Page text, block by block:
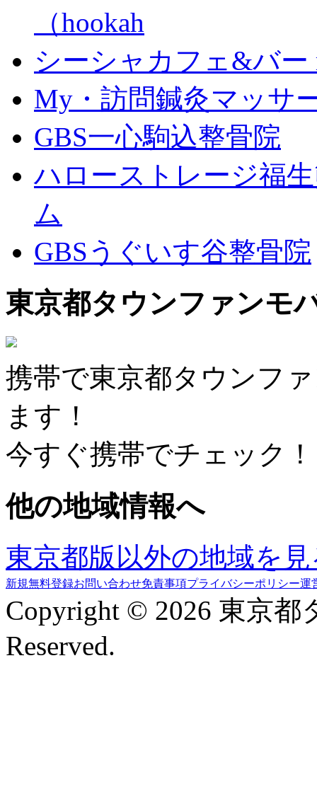
（hookah
シーシャカフェ&バー
My・訪問鍼灸マッサ
GBS一心駒込整骨院
ハローストレージ福
ム
GBSうぐいす谷整骨院
東京都タウンファンモ
携帯で東京都タウンフ
ます！
今すぐ携帯でチェック！
他の地域情報へ
東京都版以外の地域を
新規無料登録お問い合わせ免責事項プライバシーポリシー運
Copyright © 2026 東京
Reserved.